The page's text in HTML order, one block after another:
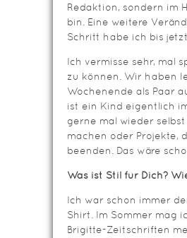
Redaktion, sondern im
bin. Eine weitere
Schritt habe ich bis
Ich vermisse sehr, mal
zu können. Wir haben
Wochenende als Paar
ist ein Kind eigentlich
gerne mal wieder
machen oder Projekte,
beenden. Das wäre
Was ist Stil für Dich?
Ich war schon immer
Shirt. Im Sommer mag
Brigitte-Zeitschriften